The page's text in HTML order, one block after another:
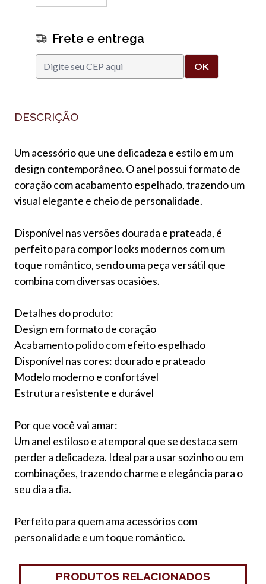
Frete e entrega
DESCRIÇÃO
Um acessório que une delicadeza e estilo em um
design contemporâneo. O anel possui formato de
coração com acabamento espelhado, trazendo um
visual elegante e cheio de personalidade.
Disponível nas versões dourada e prateada, é
perfeito para compor looks modernos com um
toque romântico, sendo uma peça versátil que
combina com diversas ocasiões.
Detalhes do produto:
Design em formato de coração
Acabamento polido com efeito espelhado
Disponível nas cores: dourado e prateado
Modelo moderno e confortável
Estrutura resistente e durável
Por que você vai amar:
Um anel estiloso e atemporal que se destaca sem
perder a delicadeza. Ideal para usar sozinho ou em
combinações, trazendo charme e elegância para o
seu dia a dia.
Perfeito para quem ama acessórios com
personalidade e um toque romântico.
PRODUTOS RELACIONADOS